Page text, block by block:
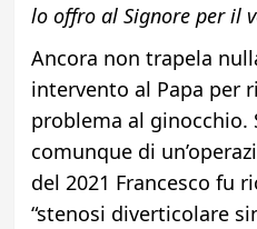
lo offro al Signore per il
Ancora non trapela
intervento al Papa per
problema al ginocchio.
comunque di
del 2021 Francesco fu
“stenosi diverticolare